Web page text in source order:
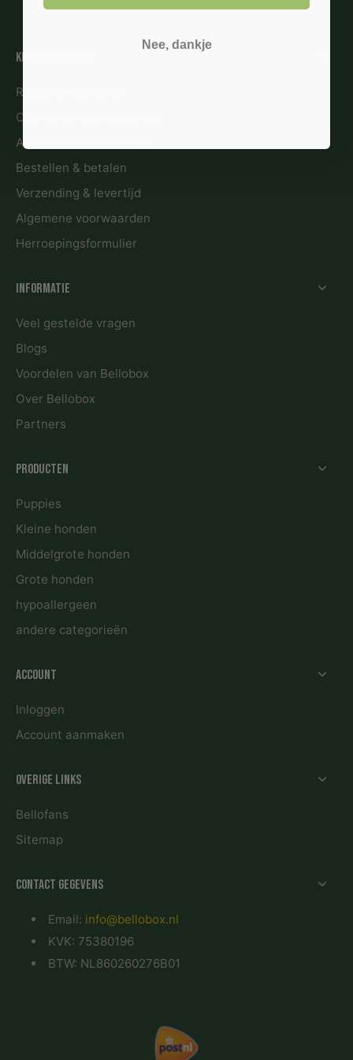
Klantenservice
Retour en garantie
Contact en klantenservice
Abonnement Spelregels
Bestellen & betalen
Verzending & levertijd
Algemene voorwaarden
Herroepingsformulier
Informatie
Veel gestelde vragen
Blogs
Voordelen van Bellobox
Over Bellobox
Partners
Producten
Puppies
Kleine honden
Middelgrote honden
Grote honden
hypoallergeen
andere categorieën
Account
Inloggen
Account aanmaken
Overige links
Bellofans
Sitemap
Contact gegevens
Email: info@bellobox.nl
KVK: 75380196
BTW: NL860260276B01
Nee, dankje